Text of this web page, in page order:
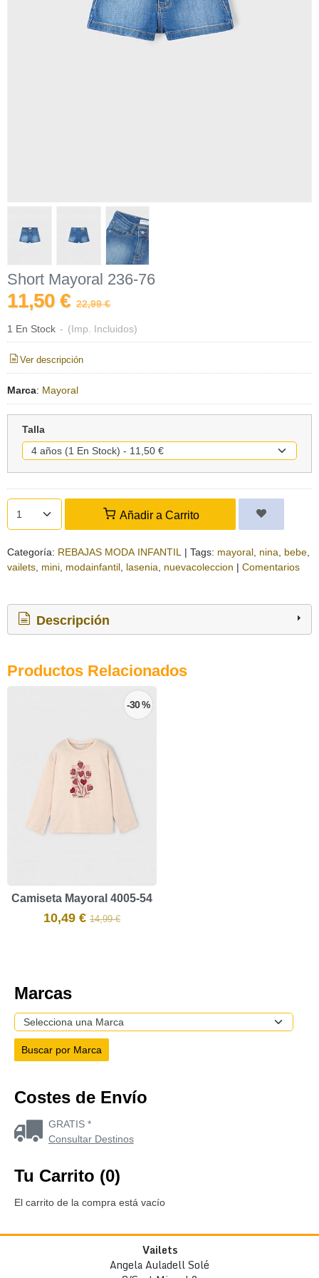
Short Mayoral 236-76
11,50 € 22,99 €
1 En Stock - (Imp. Incluidos)
Ver descripción
Marca: Mayoral
Talla
Añadir a Carrito
Categoría: REBAJAS MODA INFANTIL | Tags: mayoral nina bebe
vailets mini modainfantil lasenia nuevacoleccion | Comentarios
Descripción
Productos Relacionados
-30 %
Camiseta Mayoral 4005-54
10,49 € 14,99 €
Marcas
Costes de Envío
GRATIS *
Consultar Destinos
Tu Carrito (0)
El carrito de la compra está vacío
Vailets
Angela Auladell Solé